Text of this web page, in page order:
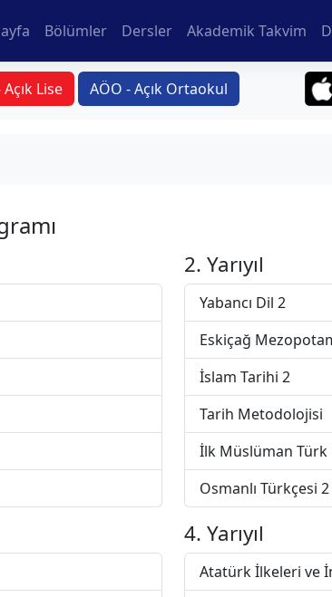
Bölümler Dersler Akademik Takvim
Lise AÖO - Açık Ortaokul
2. Yarıyıl
Yabancı Dil 2
Eskiçağ
İslam Tarihi 2
Tarih Metodolojisi
İlk Müslüman Türk
Osmanlı Türkçesi 2
4. Yarıyıl
Atatürk İlkeleri ve